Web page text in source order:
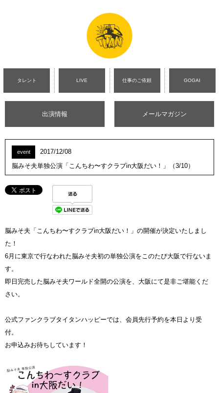
タレント LIVE 仕事のご依頼 GOGAI
出演情報 メールマガジン
event
2017/12/08
脳みそ夫単独公演「こんちわ〜すクラブin大阪だい！」（3/10）
脳みそ夫「こんちわ〜すクラブin大阪だい！」の開催が決定いたしまし
た！
6月に東京で行なわれた脳みそ夫初の単独公演をこのたび大阪で行ないま
す。
即日完売した脳みそ夫ワールド全開の公演を、大阪にて是非ご堪能くだ
さい。
公式ファンクラブタイタンハッピーでは、会員先行予約を本日より受
付。
お申込みお待ちしています！